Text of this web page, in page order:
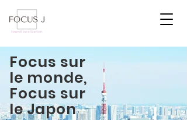
Focus sur
le monde,
Focus sur
le Japon